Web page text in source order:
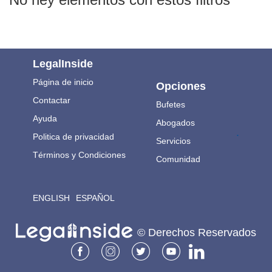
LegalInside
Página de inicio
Contactar
Ayuda
Politica de privacidad
Términos y Condiciones
ENGLISH ESPAÑOL
Opciones
Bufetes
Abogados
Servicios
Comunidad
.
© Derechos Reservados